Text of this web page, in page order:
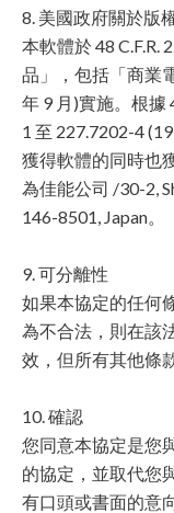
8. 美國政府關於版
本軟體於 48 C.F.R.
品」，包括「商業
年 9 月)實施。根據
1 至 227.7202-4
獲得軟體的同時也
為佳能公司 /30-2,
146-8501, Japan。
9. 可分離性
如果本協定的任何
為不合法，則在該
效，但所有其他條
10. 確認
您同意本協定是您
的協定，並取代您
有口頭或書面的意